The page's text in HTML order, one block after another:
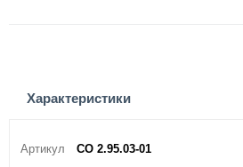
Характеристики
Артикул
СО 2.95.03-01